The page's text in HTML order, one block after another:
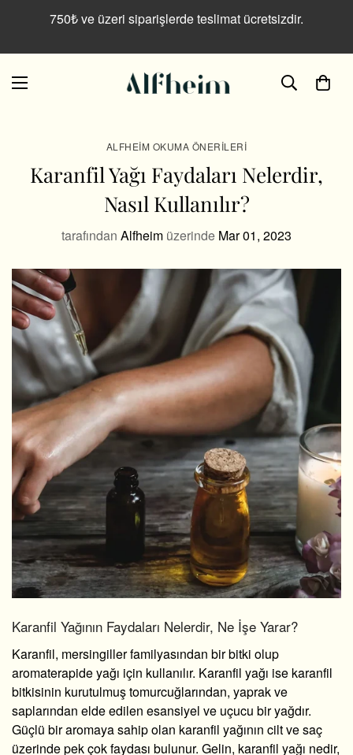
750₺ ve üzeri siparişlerde teslimat ücretsizdir.
ALFHEIM OKUMA ÖNERILERI
Karanfil Yağı Faydaları Nelerdir,
Nasıl Kullanılır?
tarafından Alfheim üzerinde Mar 01, 2023
Karanfil Yağının Faydaları Nelerdir, Ne İşe Yarar?
Karanfil, mersingiller familyasından bir bitki olup
aromaterapide yağı için kullanılır. Karanfil yağı ise karanfil
bitkisinin kurutulmuş tomurcuğlarından, yaprak ve
saplarından elde edilen esansiyel ve uçucu bir yağdır.
Güçlü bir aromaya sahip olan karanfil yağının cilt ve saç
üzerinde pek çok faydası bulunur. Gelin, karanfil yağı nedir,